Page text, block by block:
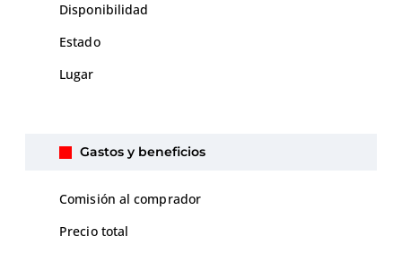
Disponibilidad
Estado
Lugar
Gastos y beneficios
Comisión al comprador
Precio total